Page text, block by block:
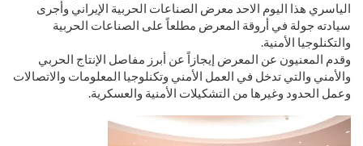
الياسري هذا اليوم الاحد معرض الصناعات الحربية الإيراني وأجرى
سيادته جولة في أروقة المعرض مطلعاً على الصناعات الحربية
والتكنلوجيا الأمنية.
وقدم المعنيون عن المعرض إيجازاً عن أبرز مفاصل الإنتاج الحربي
والأمني والتي تدخل في العمل الأمني وتكنلوجيا المعلومات والاتصالات
وعمل الحدود وغيرها من التشكيلات الأمنية والعسكرية.